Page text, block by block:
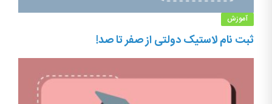
آموزش
ثبت نام لاستیک دولتی از صفر تا صد!